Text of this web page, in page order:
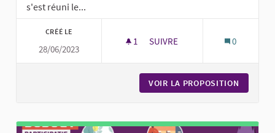
s'est réuni le...
CRÉÉ LE
28/06/2023
1 1 ABONNÉ
SUIVRE 0
VOIR LA PROPOSITION